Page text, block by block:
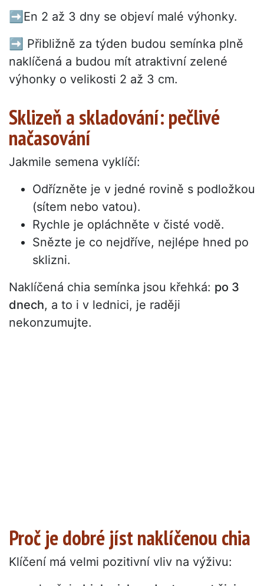
➡️En 2 až 3 dny se objeví malé výhonky.
➡️ Přibližně za týden budou semínka plně
naklíčená a budou mít atraktivní zelené
výhonky o velikosti 2 až 3 cm.
Sklizeň a skladování: pečlivé
načasování
Jakmile semena vyklíčí:
Odřízněte je v jedné rovině s podložkou
(sítem nebo vatou).
Rychle je opláchněte v čisté vodě.
Snězte je co nejdříve, nejlépe hned po
sklizni.
Naklíčená chia semínka jsou křehká: po 3
dnech, a to i v lednici, je raději
nekonzumujte.
Proč je dobré jíst naklíčenou chia
Klíčení má velmi pozitivní vliv na výživu: